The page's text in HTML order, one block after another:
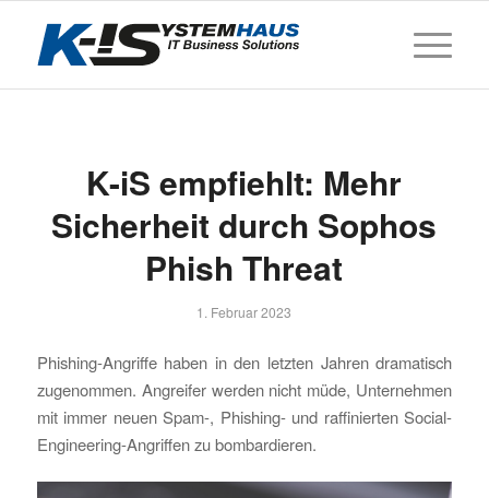
K-iS empfiehlt: Mehr
Sicherheit durch Sophos
Phish Threat
1. Februar 2023
Phishing-Angriffe haben in den letzten Jahren dramatisch
zugenommen. Angreifer werden nicht müde, Unternehmen
mit immer neuen Spam-, Phishing- und raffinierten Social-
Engineering-Angriffen zu bombardieren.